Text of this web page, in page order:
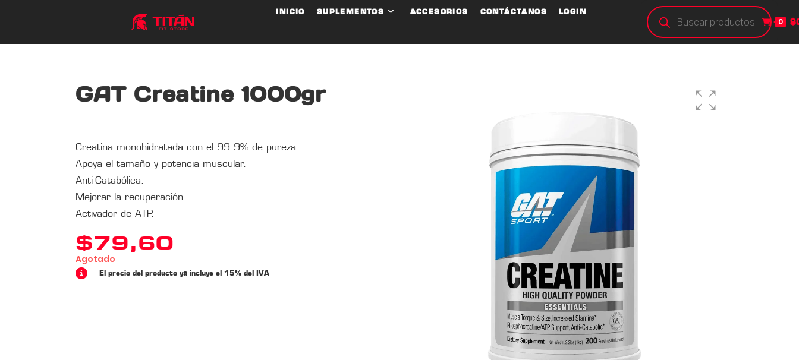
INICIO SUPLEMENTOS ACCESORIOS CONTÁCTANOS LOGIN
0 $
GAT Creatine 1000gr
Creatina monohidratada con el 99.9% de pureza.
Apoya el tamaño y potencia muscular.
Anti-Catabólica.
Mejorar la recuperación.
Activador de ATP.
$79,60
Agotado
El precio del producto ya incluye el 15% del IVA